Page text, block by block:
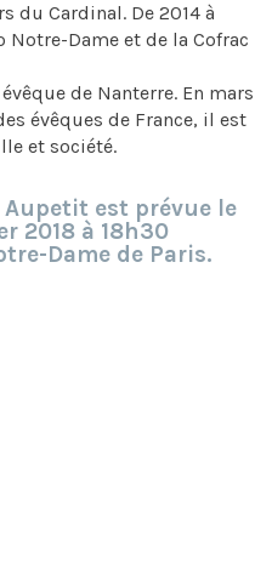
du Cardinal. De 2014 à
Notre-Dame et de la Cofrac
de Nanterre. En mars
évêques de France, il est
et société.
est prévue le
2018 à 18h30
Dame de Paris.